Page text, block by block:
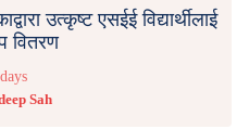
उत्कृष्ट एसईई विद्यार्थीलाई
वितरण
Sah